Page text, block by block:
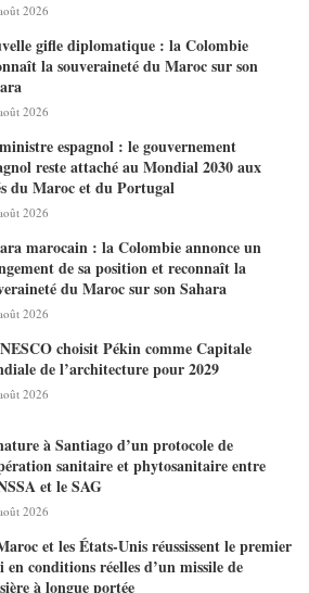
2026
gifle diplomatique : la Colombie
la souveraineté du Maroc sur son
2026
espagnol : le gouvernement
reste attaché au Mondial 2030 aux
du Maroc et du Portugal
2026
marocain : la Colombie annonce un
de sa position et reconnaît la
du Maroc sur son Sahara
2026
choisit Pékin comme Capitale
de l’architecture pour 2029
2026
à Santiago d’un protocole de
sanitaire et phytosanitaire entre
et le SAG
2026
et les États-Unis réussissent le premier
en conditions réelles d’un missile de
à longue portée